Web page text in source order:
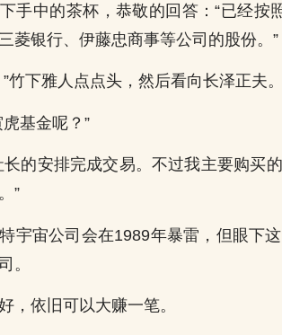
手中的茶杯，恭敬的回答：“已经按
菱银行、伊藤忠商事等公司的股份。”
竹下雅人点点头，然后看向长泽正夫。
基金呢？”
长的安排完成交易。不过我主要购买
”
宇宙公司会在1989年暴雷，但眼下
。
，依旧可以大赚一笔。